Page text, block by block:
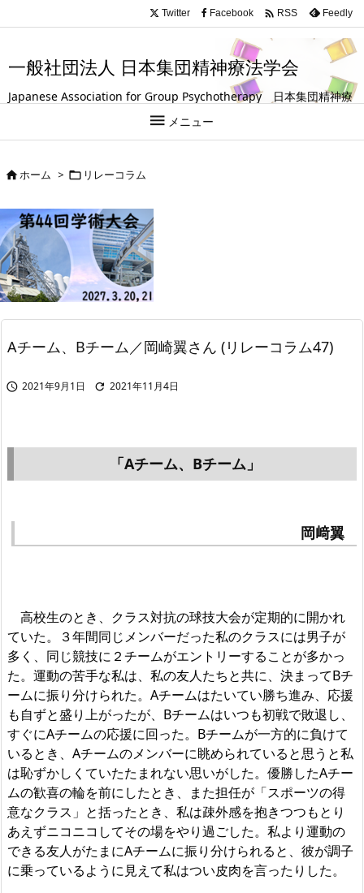
.entry-title, #front-page-title { text-align: left; }
一般社団法人 日本集団精神療法学会
Japanese Association for Group Psychotherapy 日本集団精神療
法学会は、グループ（集団）を活用して人の成長や回復を支援する
試みを探求している学会です。
 メニュー
Twitter Facebook  RSS Feedly
ホーム >  リレーコラム
Aチーム、Bチーム／岡崎翼さん (リレーコラム47)
 2021年9月1日  2021年11月4日
「Aチーム、Bチーム」
岡﨑翼
高校生のとき、クラス対抗の球技大会が定期的に開かれ
ていた。３年間同じメンバーだった私のクラスには男子が
多く、同じ競技に２チームがエントリーすることが多かっ
た。運動の苦手な私は、私の友人たちと共に、決まってBチ
ームに振り分けられた。Aチームはたいてい勝ち進み、応援
も自ずと盛り上がったが、Bチームはいつも初戦で敗退し、
すぐにAチームの応援に回った。Bチームが一方的に負けて
いるとき、Aチームのメンバーに眺められていると思うと私
は恥ずかしくていたたまれない思いがした。優勝したAチー
ムの歓喜の輪を前にしたとき、また担任が「スポーツの得
意なクラス」と括ったとき、私は疎外感を抱きつつもとり
あえずニコニコしてその場をやり過ごした。私より運動の
できる友人がたまにAチームに振り分けられると、彼が調子
に乗っているように見えて私はつい皮肉を言ったりした。